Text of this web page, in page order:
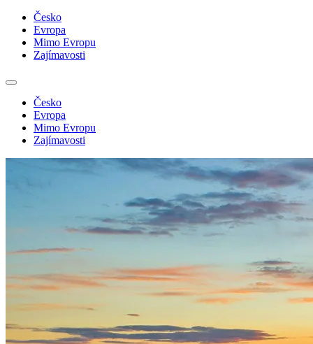
Česko
Evropa
Mimo Evropu
Zajímavosti
Česko
Evropa
Mimo Evropu
Zajímavosti